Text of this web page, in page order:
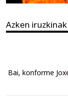
Azken iruzkinak
Bai, konforme